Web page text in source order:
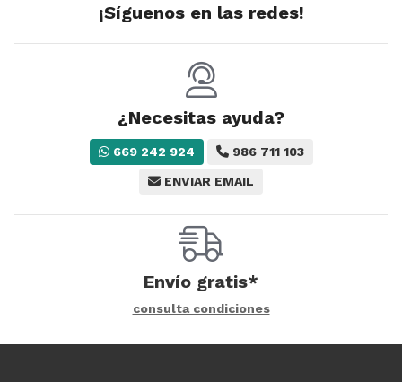
¡Síguenos en las redes!
¿Necesitas ayuda?
669 242 924 986 711 103
ENVIAR EMAIL
Envío gratis*
consulta condiciones